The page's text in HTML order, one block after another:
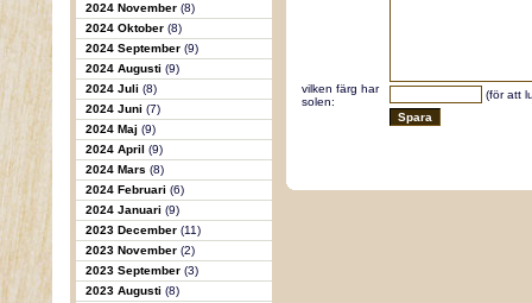
2024 November (8)
2024 Oktober (8)
2024 September (9)
2024 Augusti (9)
2024 Juli (8)
2024 Juni (7)
2024 Maj (9)
2024 April (9)
2024 Mars (8)
2024 Februari (6)
2024 Januari (9)
2023 December (11)
2023 November (2)
2023 September (3)
2023 Augusti (8)
vilken färg har
solen:
(för att